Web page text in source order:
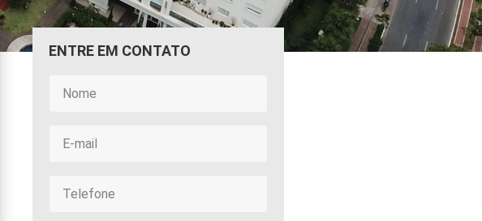
ENTRE EM CONTATO